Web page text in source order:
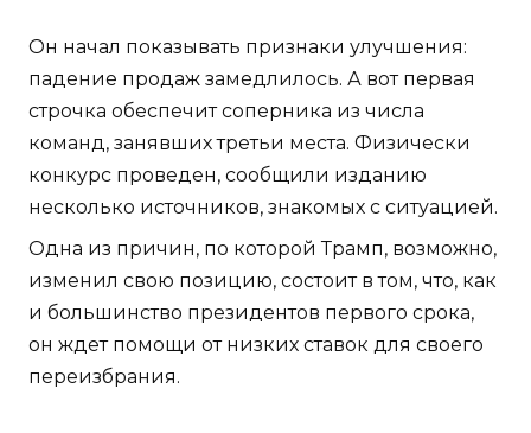
Он начал показывать признаки улучшения:
падение продаж замедлилось. А вот первая
строчка обеспечит соперника из числа
команд, занявших третьи места. Физически
конкурс проведен, сообщили изданию
несколько источников, знакомых с ситуацией.
Одна из причин, по которой Трамп, возможно,
изменил свою позицию, состоит в том, что, как
и большинство президентов первого срока,
он ждет помощи от низких ставок для своего
переизбрания.